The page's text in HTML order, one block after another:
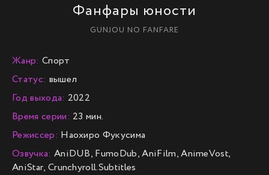
Фанфары юности
GUNJOU NO FANFARE
Жанр: Спорт
Статус: вышел
Год выхода: 2022
Время серии: 23 мин.
Режиссер: Наохиро Фукусима
Озвучка: AniDUB, FumoDub, AniFilm, AnimeVost,
AniStar, Crunchyroll.Subtitles